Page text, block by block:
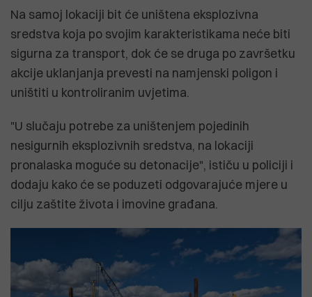
Na samoj lokaciji bit će uništena eksplozivna
sredstva koja po svojim karakteristikama neće biti
sigurna za transport, dok će se druga po završetku
akcije uklanjanja prevesti na namjenski poligon i
uništiti u kontroliranim uvjetima.
"U slučaju potrebe za uništenjem pojedinih
nesigurnih eksplozivnih sredstva, na lokaciji
pronalaska moguće su detonacije", ističu u policiji i
dodaju kako će se poduzeti odgovarajuće mjere u
cilju zaštite života i imovine građana.